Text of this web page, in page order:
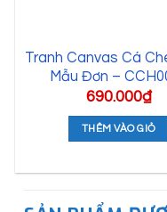
Tranh Canvas Cá
Mẫu Đơn –
690.000₫
THÊM VÀO GIỎ